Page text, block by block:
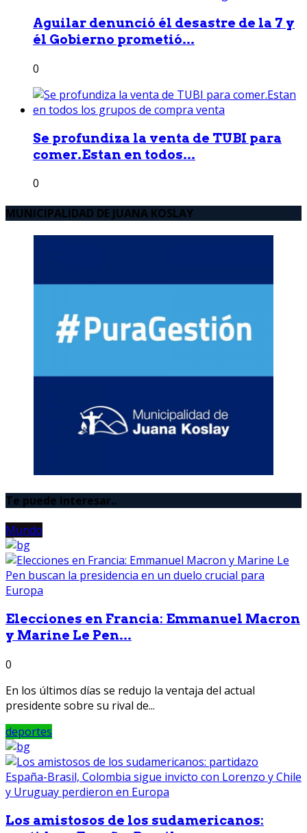
Aguilar denunció él desastre de la 7 y
él Gobierno prometió...
0
Se profundiza la venta de TUBI para
comer.Estan en todos...
0
MUNICIPALIDAD DE JUANA KOSLAY
Te puede interesar..
Mundo
Elecciones en Francia: Emmanuel Macron
y Marine Le Pen...
0
En los últimos días se redujo la ventaja del actual
presidente sobre su rival de...
deportes
Los amistosos de los sudamericanos: